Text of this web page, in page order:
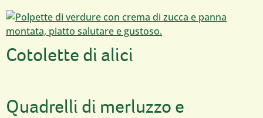
Cotolette di alici
Quadrelli di merluzzo e